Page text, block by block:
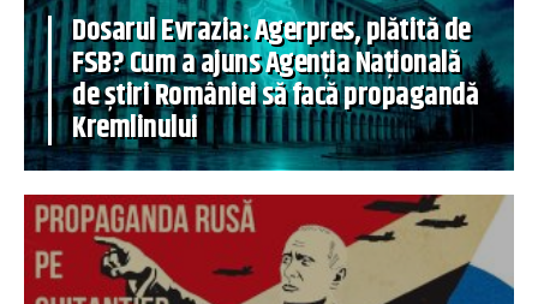
Dosarul Evrazia: Agerpres, plătită de
FSB? Cum a ajuns Agenția Națională
de știri României să facă propagandă
Kremlinului